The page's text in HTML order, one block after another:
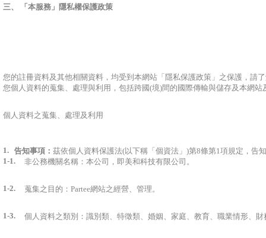
三、 「本服務」隱私權保護政策
您的註冊資料及其他相關資料，均受到本網站「隱私保護政策」之保護，請
您個人資料的蒐集、處理與利用，包括跨國(境)間的國際傳輸與儲存及本網
個人資料之蒐集、處理及利用
1. 告知事項： 茲依個人資料保護法(以下稱「個資法」)第8條第1項規定，告
1-1. 非公務機關名稱：本公司，即美和科技有限公司。
1-2. 蒐集之目的：Partee網站之經營、管理。
1-3. 個人資料之類別：識別類、特徵類、婚姻、家庭、教育、職業情形、